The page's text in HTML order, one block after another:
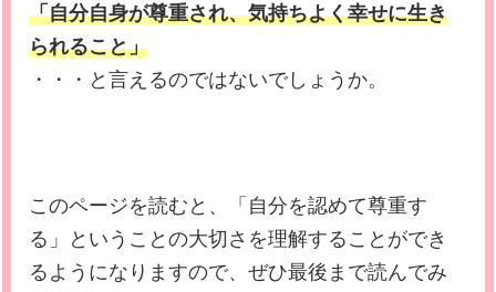
「自分自身が尊重され、気持ちよく幸せに生き
られること」
・・・と言えるのではないでしょうか。
このページを読むと、「自分を認めて尊重す
る」ということの大切さを理解することができ
るようになりますので、ぜひ最後まで読んでみ